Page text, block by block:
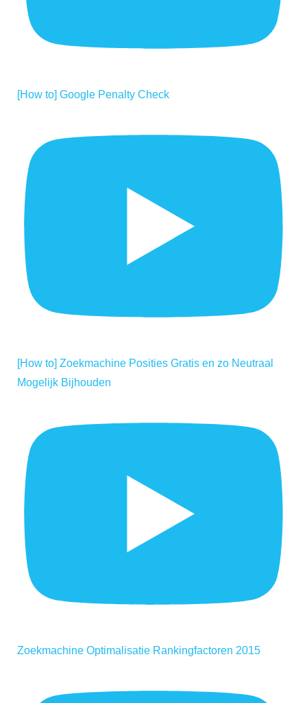
[How to] Google Penalty Check
[How to] Zoekmachine Posities Gratis en zo Neutraal
Mogelijk Bijhouden
Zoekmachine Optimalisatie Rankingfactoren 2015